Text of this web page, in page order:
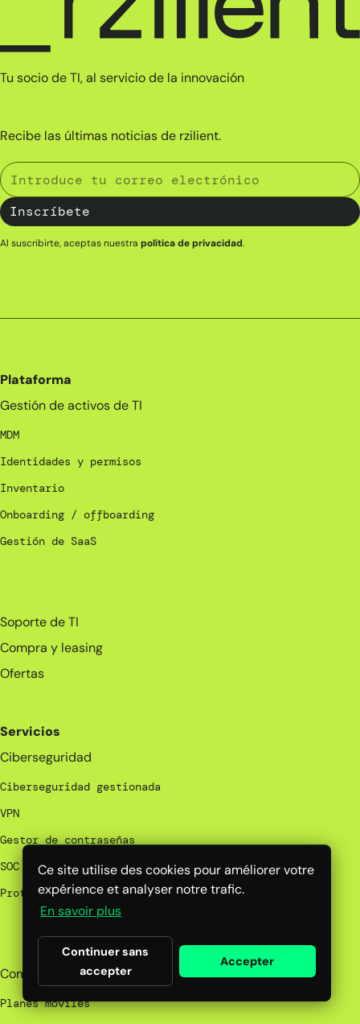
Ce site utilise des cookies pour améliorer votre
expérience et analyser notre trafic.
En savoir plus
Continuer sans
accepter
Accepter
Tu socio de TI, al servicio de la innovación
Recibe las últimas noticias de rzilient.
Al suscribirte, aceptas nuestra política de privacidad.
Plataforma
Gestión de activos de TI
MDM
Identidades y permisos
Inventario
Onboarding / offboarding
Gestión de SaaS
Soporte de TI
Compra y leasing
Ofertas
Servicios
Ciberseguridad
Ciberseguridad gestionada
VPN
Gestor de contraseñas
SOC administrado
Protección y sensibilización
Comunicación
Planes móviles